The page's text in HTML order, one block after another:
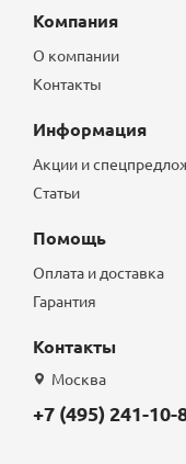
Компания
О компании
Контакты
Информация
Акции и
Статьи
Помощь
Оплата и доставка
Гарантия
Контакты
Москва
+7 (495) 241-10-